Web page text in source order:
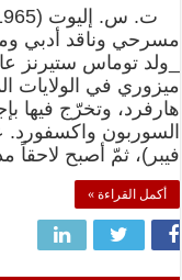
مسرحي وناقد أدبي
ميزوري في الولايات
هارفرد، وتخرّج فيها
السوربون واكسفورد.
فيبر)، ثمّ أصبح لاحقاً
أكمل القراءة »